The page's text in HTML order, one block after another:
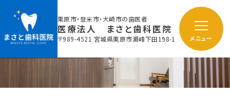
栗原市・登米市・大崎市の歯医者
医療法人 まさと歯科医院
〒989-4521 宮城県栗原市瀬峰下田198-1 メニュー